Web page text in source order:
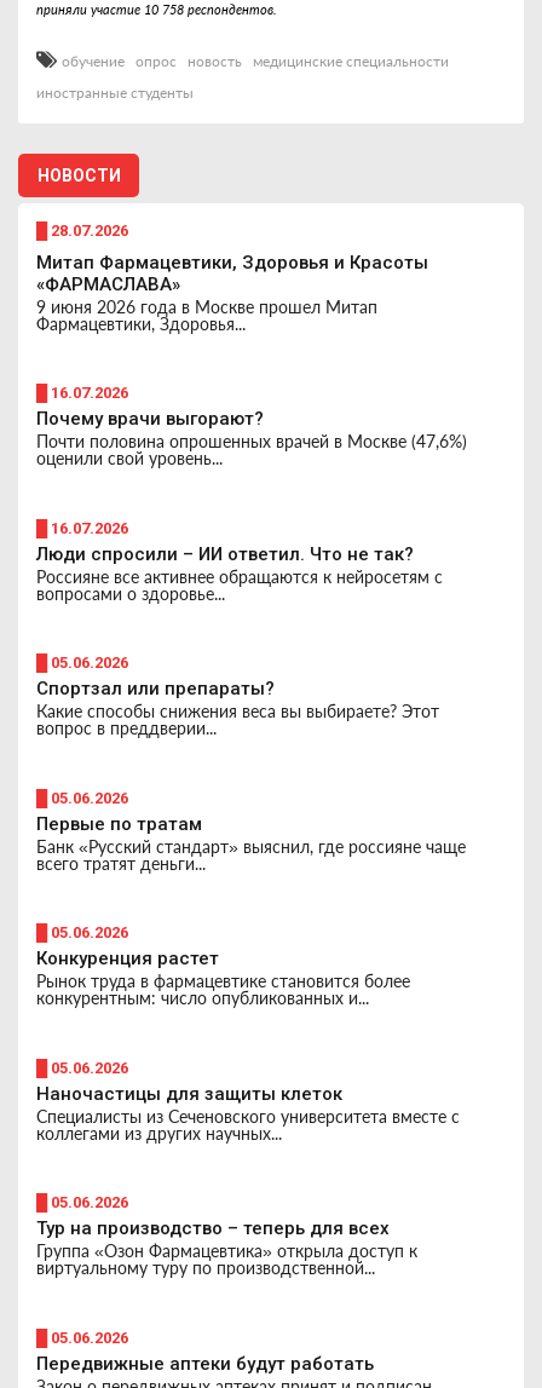
приняли участие 10 758 респондентов.
обучение опрос новость
медицинские специальности
иностранные студенты
НОВОСТИ
█ 28.07.2026
Митап Фармацевтики, Здоровья и Красоты
«ФАРМАСЛАВА»
9 июня 2026 года в Москве прошел Митап
Фармацевтики, Здоровья...
█ 16.07.2026
Почему врачи выгорают?
Почти половина опрошенных врачей в Москве (47,6%)
оценили свой уровень...
█ 16.07.2026
Люди спросили – ИИ ответил. Что не так?
Россияне все активнее обращаются к нейросетям с
вопросами о здоровье...
█ 05.06.2026
Спортзал или препараты?
Какие способы снижения веса вы выбираете? Этот
вопрос в преддверии...
█ 05.06.2026
Первые по тратам
Банк «Русский стандарт» выяснил, где россияне чаще
всего тратят деньги...
█ 05.06.2026
Конкуренция растет
Рынок труда в фармацевтике становится более
конкурентным: число опубликованных и...
█ 05.06.2026
Наночастицы для защиты клеток
Специалисты из Сеченовского университета вместе с
коллегами из других научных...
█ 05.06.2026
Тур на производство – теперь для всех
Группа «Озон Фармацевтика» открыла доступ к
виртуальному туру по производственной...
█ 05.06.2026
Передвижные аптеки будут работать